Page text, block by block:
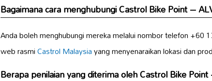
Bagaimana cara menghubungi Castrol Bike Point –
Anda boleh menghubungi mereka melalui nombor telefon +60
web rasmiCastrol Malaysiayang menyenaraikan lokasi dan
Berapa penilaian yang diterima oleh Castrol Bike